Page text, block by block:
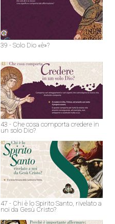
39 - Solo Dio «è»?
43 - Che cosa comporta credere in
un solo Dio?
47 - Chi è lo Spirito Santo, rivelato a
noi da Gesù Cristo?